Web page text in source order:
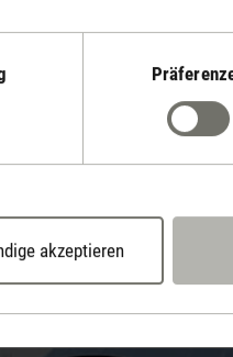
akzeptieren
haben unterschiedliche
Auch, oder gerade
Zum Beispiel hält
ist das Einatmen
Aroma Diffuser(Bedufter). Die